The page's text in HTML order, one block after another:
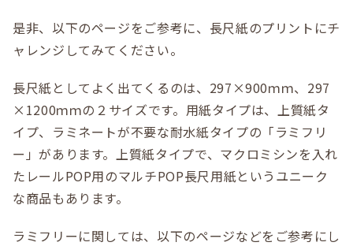
是非、以下のページをご参考に、長尺紙のプリントにチ
ャレンジしてみてください。
長尺紙としてよく出てくるのは、297×900ｍｍ、297
×1200ｍｍの２サイズです。用紙タイプは、上質紙タ
イプ、ラミネートが不要な耐水紙タイプの「ラミフリ
ー」があります。上質紙タイプで、マクロミシンを入れ
たレールPOP用のマルチPOP長尺用紙というユニーク
な商品もあります。
ラミフリーに関しては、以下のページなどをご参考にし